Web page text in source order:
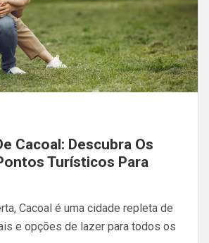
Cacoal: Descubra Os
Turísticos Para
Cacoal é uma cidade repleta de
e opções de lazer para todos os